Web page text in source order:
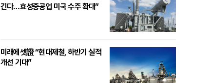
긴다…효성중공업 미국 수주 확대”
미래에셋證 “현대제철, 하반기 실적
개선 기대”